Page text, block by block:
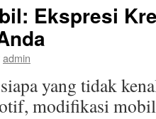
Ekspresi
admin
yang tidak
modifikasi